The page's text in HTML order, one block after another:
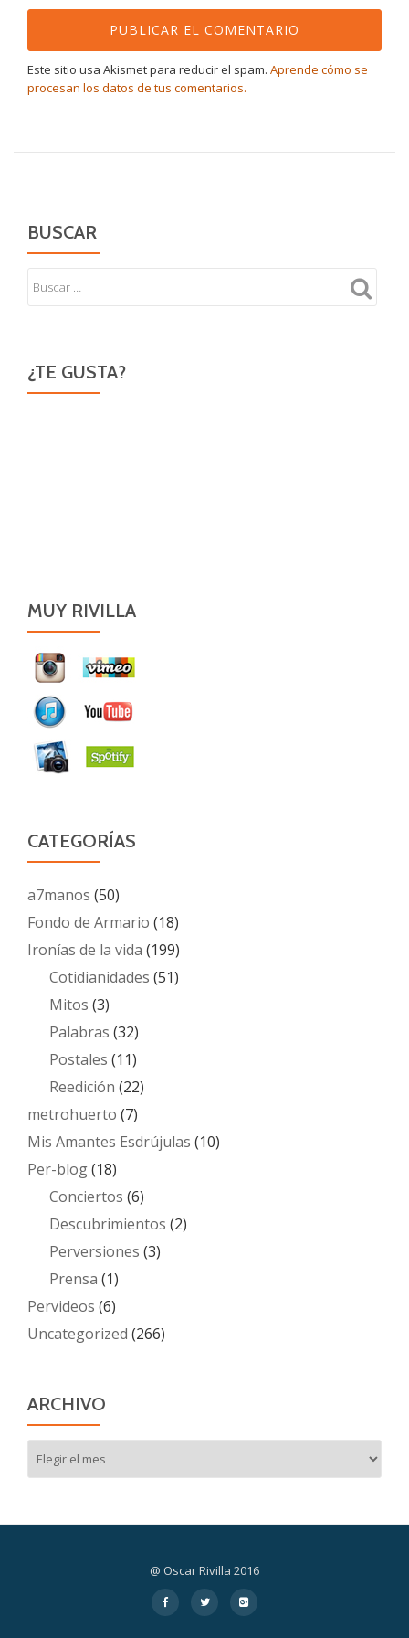
Este sitio usa Akismet para reducir el spam. Aprende cómo se
procesan los datos de tus comentarios.
BUSCAR
¿TE GUSTA?
MUY RIVILLA
CATEGORÍAS
a7manos (50)
Fondo de Armario (18)
Ironías de la vida (199)
Cotidianidades (51)
Mitos (3)
Palabras (32)
Postales (11)
Reedición (22)
metrohuerto (7)
Mis Amantes Esdrújulas (10)
Per-blog(18)
Conciertos (6)
Descubrimientos (2)
Perversiones (3)
Prensa (1)
Pervideos (6)
Uncategorized (266)
ARCHIVO
@ Oscar Rivilla 2016
fa-
facebook
fa-
twitter
fa-
google-